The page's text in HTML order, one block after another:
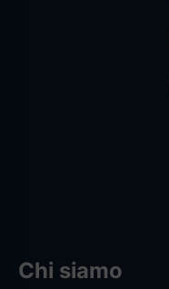
Chi siamo